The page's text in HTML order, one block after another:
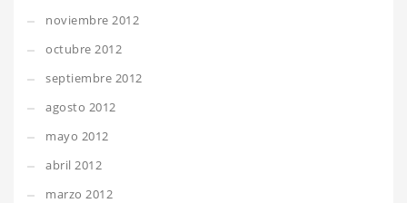
noviembre 2012
octubre 2012
septiembre 2012
agosto 2012
mayo 2012
abril 2012
marzo 2012